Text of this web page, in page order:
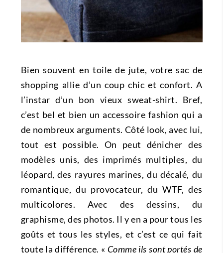
Bien souvent en toile de jute, votre sac de
shopping allie d’un coup chic et confort. A
l’instar d’un bon vieux sweat-shirt. Bref,
c’est bel et bien un accessoire fashion qui a
de nombreux arguments. Côté look, avec lui,
tout est possible. On peut dénicher des
modèles unis, des imprimés multiples, du
léopard, des rayures marines, du décalé, du
romantique, du provocateur, du WTF, des
multicolores. Avec des dessins, du
graphisme, des photos. Il y en a pour tous les
goûts et tous les styles, et c’est ce qui fait
toute la différence. « Comme ils sont portés de